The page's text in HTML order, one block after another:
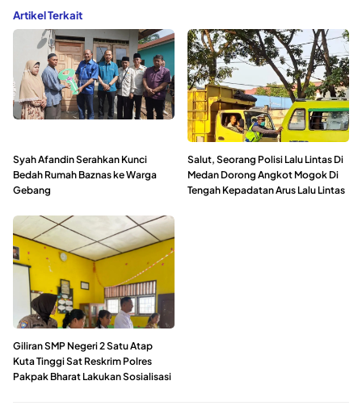
Artikel Terkait
Syah Afandin Serahkan Kunci
Bedah Rumah Baznas ke Warga
Gebang
Salut, Seorang Polisi Lalu Lintas Di
Medan Dorong Angkot Mogok Di
Tengah Kepadatan Arus Lalu Lintas
Giliran SMP Negeri 2 Satu Atap
Kuta Tinggi Sat Reskrim Polres
Pakpak Bharat Lakukan Sosialisasi